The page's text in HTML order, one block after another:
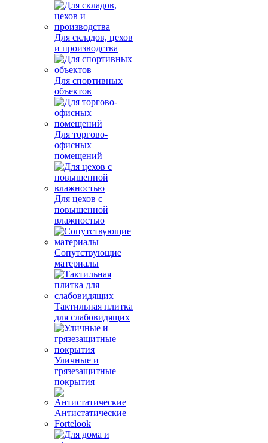
Для складов, цехов
и производства
Для спортивных
объектов
Для торгово-
офисных
помещений
Для цехов с
повышенной
влажностью
Сопутствующие
материалы
Тактильная плитка
для слабовидящих
Уличные и
грязезащитные
покрытия
Антистатические
Fortelook